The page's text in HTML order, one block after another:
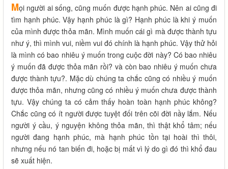
Mọi người ai sống, cũng muốn được hạnh phúc. Nên ai cũng đi
tìm hạnh phúc. Vậy hạnh phúc là gì? Hạnh phúc là khi ý muốn
của mình được thỏa mãn. Mình muốn cái gì mà được thành tựu
như ý, thì mình vui, niềm vui đó chính là hạnh phúc. Vậy thử hỏi
là mình có bao nhiêu ý muốn trong cuộc đời này? Có bao nhiêu
ý muốn đã được thỏa mãn rồi? và còn bao nhiêu ý muốn chưa
được thành tựu?. Mặc dù chúng ta chắc cũng có nhiều ý muốn
được thỏa mãn, nhưng cũng có nhiều ý muốn chưa được thành
tựu. Vậy chúng ta có cảm thấy hoàn toàn hạnh phúc không?
Chắc cũng có ít người được tuyệt đối trên cõi đời nầy lắm. Nếu
người ý cầu, ý nguyện không thỏa mãn, thì thật khổ tâm; nếu
người đang hạnh phúc, mà hạnh phúc tồn tại hoài thì thôi,
nhưng nếu nó tan biến đi, hoặc bị mất vì lý do gì đó thì khổ đau
sẽ xuất hiện.